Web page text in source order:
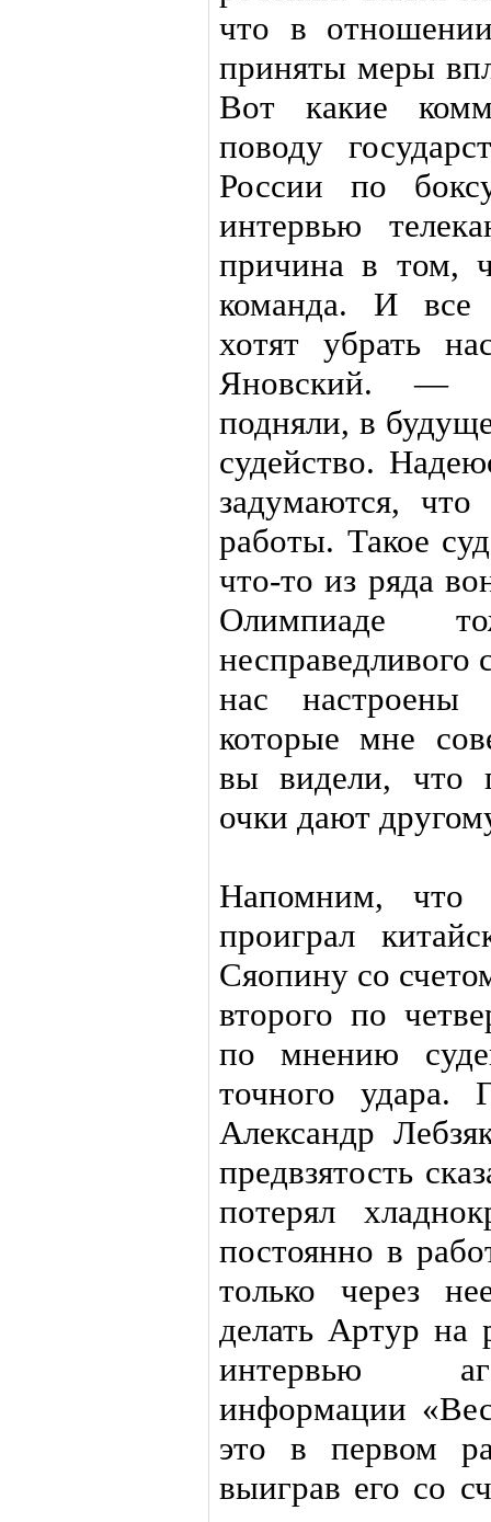
что в
приняты меры
Вот какие
поводу
России по
интервью
причина в том,
команда. И все
хотят убрать
Яновский. —
подняли, в
судейство.
задумаются,
работы. Такое
что-то из ряда
Олимпиаде
несправедливого
нас настроены
которые мне
вы видели, что
очки дают
Напомним, что
проиграл
Сяопину со
второго по
по мнению
точного удара.
Александр
предвзятость
потерял
постоянно в
только через
делать Артур на
интервью
информации
это в первом
выиграв его со